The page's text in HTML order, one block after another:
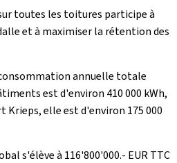
toutes les toitures participe à
et à maximiser la rétention des
annuelle totale
est d'environ 410 000 kWh,
Krieps, elle est d'environ 175 000
s'élève à 116'800'000.- EUR TTC